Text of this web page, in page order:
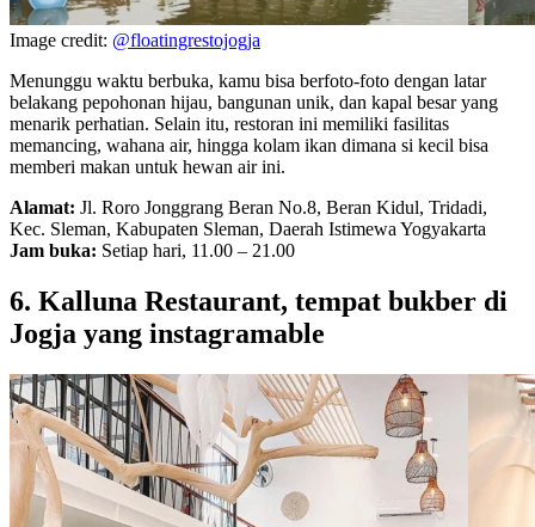
Image credit: @floatingrestojogja
Menunggu waktu berbuka, kamu bisa berfoto-foto dengan latar
belakang pepohonan hijau, bangunan unik, dan kapal besar yang
menarik perhatian. Selain itu, restoran ini memiliki fasilitas
memancing, wahana air, hingga kolam ikan dimana si kecil bisa
memberi makan untuk hewan air ini.
Alamat: Jl. Roro Jonggrang Beran No.8, Beran Kidul, Tridadi,
Kec. Sleman, Kabupaten Sleman, Daerah Istimewa Yogyakarta
Jam buka: Setiap hari, 11.00 – 21.00
6. Kalluna Restaurant, tempat bukber di
Jogja yang instagramable